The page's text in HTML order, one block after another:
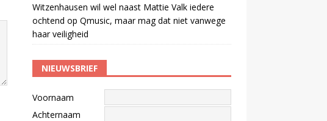
Witzenhausen wil wel naast Mattie Valk iedere
ochtend op Qmusic, maar mag dat niet vanwege
haar veiligheid
NIEUWSBRIEF
Voornaam
Achternaam